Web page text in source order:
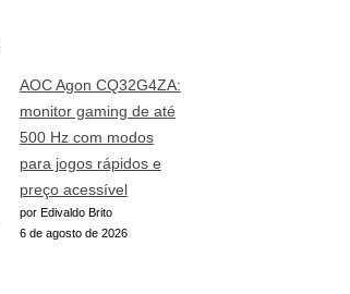
AOC Agon CQ32G4ZA:
monitor gaming de até
500 Hz com modos
para jogos rápidos e
preço acessível
por Edivaldo Brito
6 de agosto de 2026